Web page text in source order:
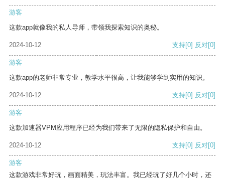
游客
这款app就像我的私人导师，带领我探索知识的奥秘。
2024-10-12 支持[0] 反对[0]
游客
这款app的老师非常专业，教学水平很高，让我能够学到实用的知识。
2024-10-12 支持[0] 反对[0]
游客
这款加速器VPM应用程序已经为我们带来了无限的隐私保护和自由。
2024-10-12 支持[0] 反对[0]
游客
这款游戏非常好玩，画面精美，玩法丰富。我已经玩了好几个小时，还